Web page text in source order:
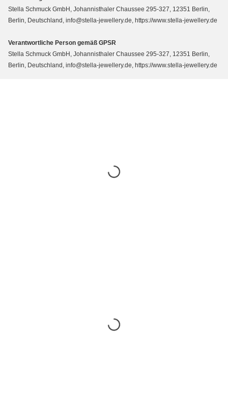
Stella Schmuck GmbH, Johannisthaler Chaussee 295-327, 12351 Berlin,
Berlin, Deutschland, info@stella-jewellery.de, https://www.stella-jewellery.de
Verantwortliche Person gemäß GPSR
Stella Schmuck GmbH, Johannisthaler Chaussee 295-327, 12351 Berlin,
Berlin, Deutschland, info@stella-jewellery.de, https://www.stella-jewellery.de